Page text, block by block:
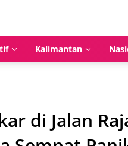
Kalimantan
di Jalan